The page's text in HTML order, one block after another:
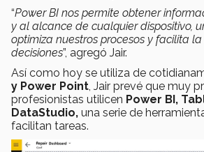
“Power BI nos permite obtener
y al alcance de cualquier dispositivo,
optimiza nuestros procesos y facilita
decisiones”, agregó Jair.
Así como hoy se utiliza de
y Power Point , Jair prevé que muy
profesionistas utilicen Power BI,
DataStudio, una serie de
facilitan tareas.